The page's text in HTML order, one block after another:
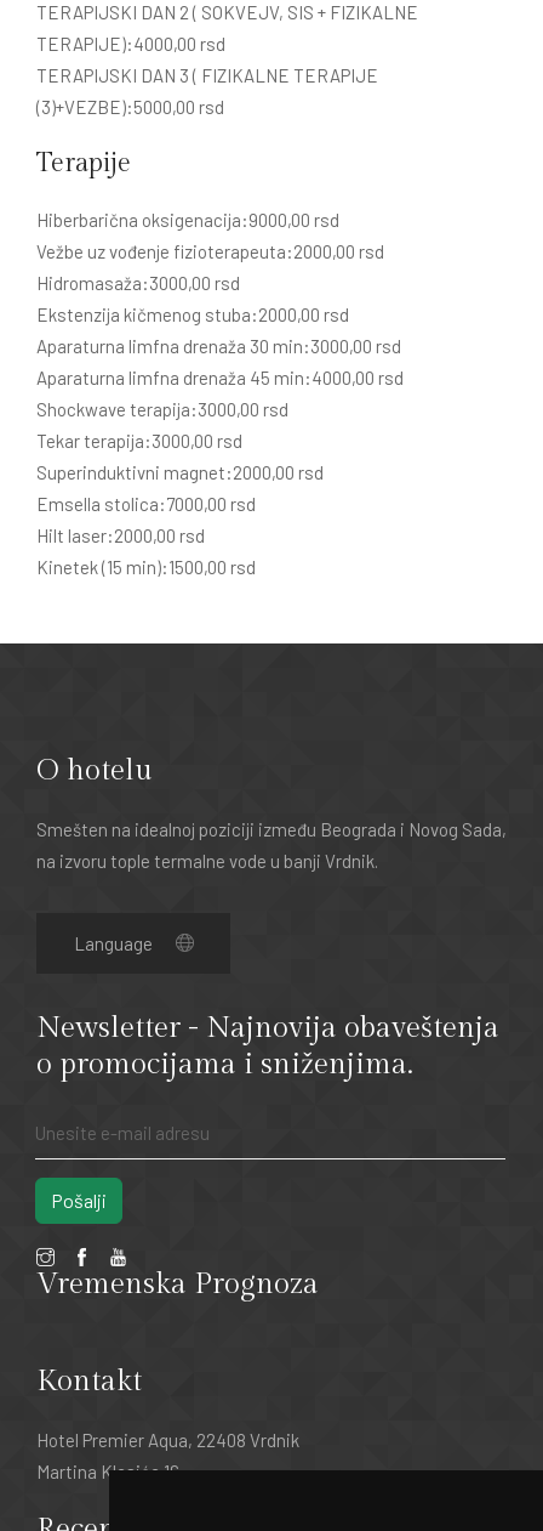
TERAPIJSKI DAN 2 ( SOKVEJV, SIS + FIZIKALNE
TERAPIJE):4000,00 rsd
TERAPIJSKI DAN 3 ( FIZIKALNE TERAPIJE
(3)+VEZBE):5000,00 rsd
Terapije
Hiberbarična oksigenacija:9000,00 rsd
Vežbe uz vođenje fizioterapeuta:2000,00 rsd
Hidromasaža:3000,00 rsd
Ekstenzija kičmenog stuba:2000,00 rsd
Aparaturna limfna drenaža 30 min:3000,00 rsd
Aparaturna limfna drenaža 45 min:4000,00 rsd
Shockwave terapija:3000,00 rsd
Tekar terapija:3000,00 rsd
Superinduktivni magnet:2000,00 rsd
Emsella stolica:7000,00 rsd
Hilt laser:2000,00 rsd
Kinetek (15 min):1500,00 rsd
O hotelu
Smešten na idealnoj poziciji između Beograda i Novog Sada,
na izvoru tople termalne vode u banji Vrdnik.
Newsletter - Najnovija obaveštenja
o promocijama i sniženjima.
Pošalji
Vremenska Prognoza
Kontakt
Hotel Premier Aqua, 22408 Vrdnik
Martina Klasića 16